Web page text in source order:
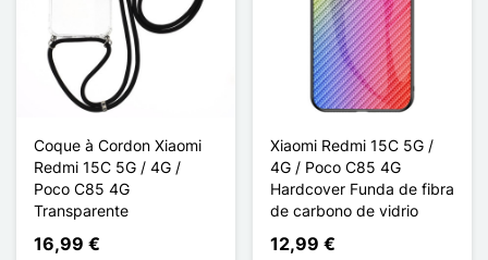
Coque à Cordon Xiaomi
Redmi 15C 5G / 4G /
Poco C85 4G
Transparente
16,99 €
Xiaomi Redmi 15C 5G /
4G / Poco C85 4G
Hardcover Funda de fibra
de carbono de vidrio
12,99 €